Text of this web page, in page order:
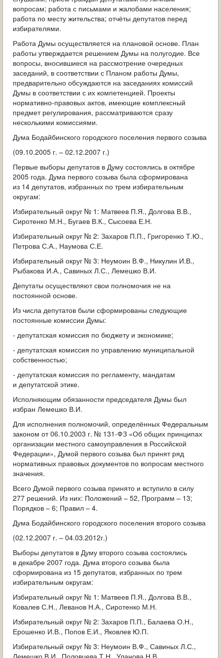
вопросам; работа с письмами и жалобами населения;
работа по месту жительства; отчёты депутатов перед
избирателями.
Работа Думы осуществляется на плановой основе. План
работы утверждается решением Думы на полугодие. Все
вопросы, вносившиеся на рассмотрение очередных
заседаний, в соответствии с Планом работы Думы,
предварительно обсуждаются на заседаниях комиссий
Думы в соответствии с их компетенцией. Проекты
нормативно-правовых актов, имеющие комплексный
предмет регулирования, рассматриваются сразу
несколькими комиссиями.
Дума Бодайбинского городского поселения первого созыва
(09.10.2005 г. – 02.12.2007 г.)
Первые выборы депутатов в Думу состоялись в октябре
2005 года. Дума первого созыва была сформирована
из 14 депутатов, избранных по трем избирательным
округам:
Избирательный округ № 1: Матвеев П.Я., Долгова В.В.,
Сиротенко М.Н., Бугаев В.К., Сысоева Е.Н.
Избирательный округ № 2: Захаров П.П., Григоренко Т.Ю.,
Петрова С.А., Наумова С.Е.
Избирательный округ № 3: Неумоин В.Ф., Никулин И.В.,
Рыбакова И.А., Савиных Л.С., Лемешко В.И.
Депутаты осуществляют свои полномочия не на
постоянной основе.
Из числа депутатов были сформированы следующие
постоянные комиссии Думы:
- депутатская комиссия по бюджету и экономике;
- депутатская комиссия по управлению муниципальной
собственностью;
- депутатская комиссия по регламенту, мандатам
и депутатской этике.
Исполняющим обязанности председателя Думы был
избран Лемешко В.И.
Для исполнения полномочий, определённых Федеральным
законом от 06.10.2003 г. № 131-ФЗ «Об общих принципах
организации местного самоуправления в Российской
Федерации», Думой первого созыва был принят ряд
нормативных правовых документов по вопросам местного
значения.
Всего Думой первого созыва принято и вступило в силу
277 решений. Из них: Положений – 52, Программ – 13;
Порядков – 6; Правил – 4.
Дума Бодайбинского городского поселения второго созыва
(02.12.2007 г. – 04.03.2012г.)
Выборы депутатов в Думу второго созыва состоялись
в декабре 2007 года. Дума второго созыва была
сформирована из 15 депутатов, избранных по трем
избирательным округам:
Избирательный округ № 1: Матвеев П.Я., Долгова В.В.,
Ковалев С.Н., Леванов Н.А., Сиротенко М.Н.
Избирательный округ № 2: Захаров П.П., Балаева О.Н.,
Ерошенко И.В., Попов Е.И., Яковлев Ю.П.
Избирательный округ № 3: Неумоин В.Ф., Савиных Л.С.,
Лемешко В.И., Половцева Т.Н., Уланова Н.В.